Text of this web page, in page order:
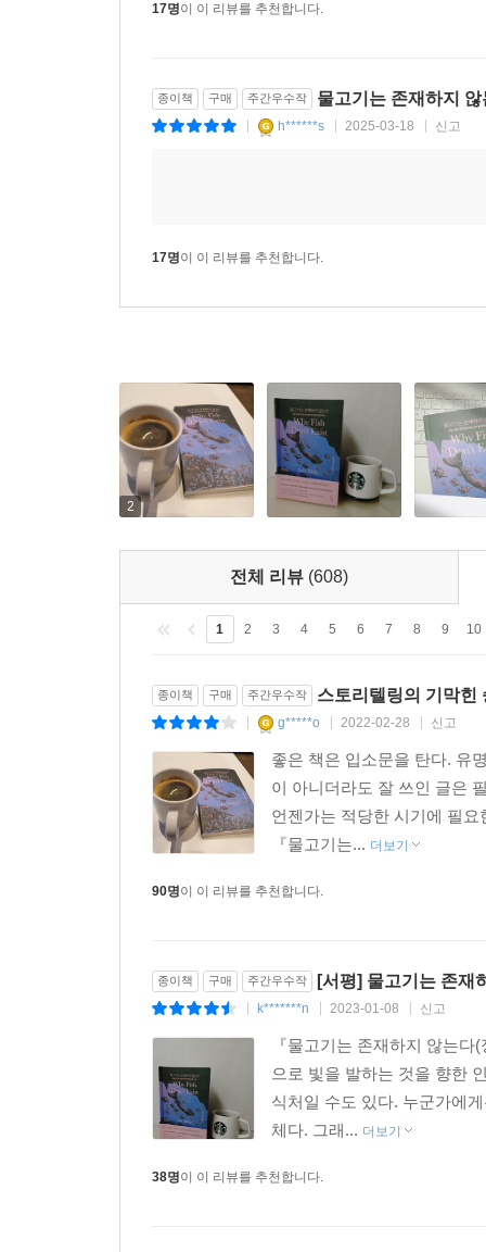
“교묘하다. 독특하고 경이로운 책!” _〈커커스 리뷰
_〈라이브러리 저널〉
17명이 이 리뷰를 추천합니다.
종이책 구매 주간우수작 물고기는 존재하지 않
h******s 2025-03-18 신고
17명이 이 리뷰를 추천합니다.
2
전체 리뷰 (608)
1 2 3 4 5 6 7 8 9 10
종이책 구매 주간우수작 스토리텔링의 기막힌
g*****o 2022-02-28 신고
좋은 책은 입소문을 탄다. 유
이 아니더라도 잘 쓰인 글은
언젠가는 적당한 시기에 필
『물고기는... 더보기
90명이 이 리뷰를 추천합니다.
종이책 구매 주간우수작 [서평] 물고기는 존재
k*******n 2023-01-08 신고
『물고기는 존재하지 않는
으로 빛을 발하는 것을 향한
식처일 수도 있다. 누군가에
체다. 그래... 더보기
38명이 이 리뷰를 추천합니다.